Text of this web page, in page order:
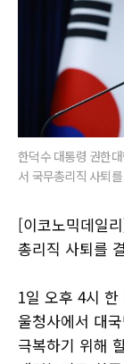
한덕수 대통령 권한
서 국무총리직 사퇴
[이코노믹데일
총리직 사퇴를
1일 오후 4시
울청사에서 대
극복하기 위해